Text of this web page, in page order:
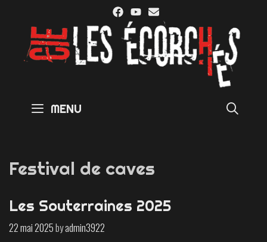
MENU
Festival de caves
Les Souterraines 2025
22 mai 2025byadmin3922